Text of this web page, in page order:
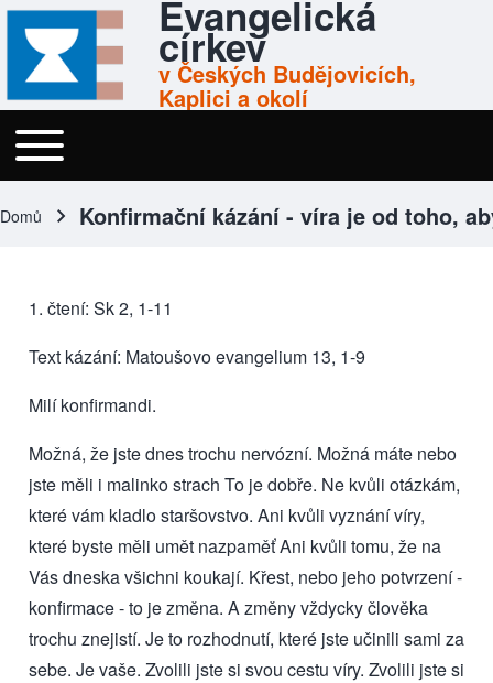
Skip to header
Skip to main navigation
Přejít k hlavnímu obsahu
Skip to footer Evangelická
církev
v Českých Budějovicích,
Kaplici a okolí
Menu
Toggle main menu
Domů Konfirmační kázání - víra je od toho,
1. čtení: Sk 2, 1-11
Text kázání: Matoušovo evangelium 13, 1-9
Milí konfirmandi.
Možná, že jste dnes trochu nervózní. Možná máte nebo
jste měli i malinko strach To je dobře. Ne kvůli otázkám,
které vám kladlo staršovstvo. Ani kvůli vyznání víry,
které byste měli umět nazpaměť Ani kvůli tomu, že na
Vás dneska všichni koukají. Křest, nebo jeho potvrzení -
konfirmace - to je změna. A změny vždycky člověka
trochu znejistí. Je to rozhodnutí, které jste učinili sami za
sebe. Je vaše. Zvolili jste si svou cestu víry. Zvolili jste si